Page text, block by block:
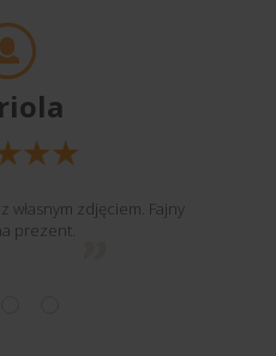
własnym zdjęciem. Fajny
prezent.